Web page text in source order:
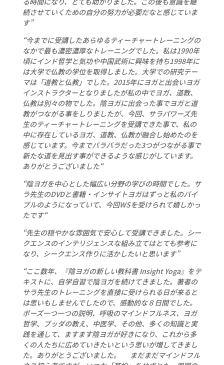
続させていくための自分の努力が必要だなと感じていま
す”
“今までに受講したあらゆるティーチャートレーニングの
なかで最も濃密濃厚なトレーニングでした。私は1990年
頃にインド哲学と気功や中国武術に興味を持ち1998年に
は大学で仏教の学位を取得しました。大学での研究テー
マは「道教と仏教」でした。2015年にヨガと出会いヨガ
インストラクターとなりましたが私の中でヨガ、道教、
仏教は別々の物でした。陰ヨガに出会った事でヨガと道
教がつながる事をしりましたが、今回、サラパワーズ先
生のティーチャートレーニングを受講できた事で、私の
中に存在しているヨガ、道教、仏教が融合し始めたのを
感じています。今までバラバラだった3つがつながる事で
新たな道を見出す事ができるような感じがしています。
ありがとうございました“
“陰ヨガを中心とした幅広い分野の学びの時間でした。サ
ラ先生のDVDと書籍・インサイトヨガはずっと私のバイ
ブルのようになっていて、今回WSを受けられて嬉しかっ
たです“
“先生の穏やかな雰囲気で安心して受講できました。シー
クエンスのインテリジェンスな組み立てはとても参考に
なり、シークエンス作りに活かしたいと思います”
“ここ数年、『陰ヨガの新しい教科書 Insight Yoga』をテ
キストに、自学自習で陰ヨガを続けてきました。著者の
サラ先生のトレーニングを直接に受けられる日が来ると
は思いもしませんでしたので、感動的な８日間でした。
ポーズ一つ一つの説明、呼吸のマインドフルネス、ヨガ
哲学、ブッダの教え、中医学、その他、多くの知識と実
践を通して、ますます陰ヨガが好きになり、これから多
くの人たちに広めていきたいという思いが増してきまし
た。ありがとうございました。 まだまだマインドフル